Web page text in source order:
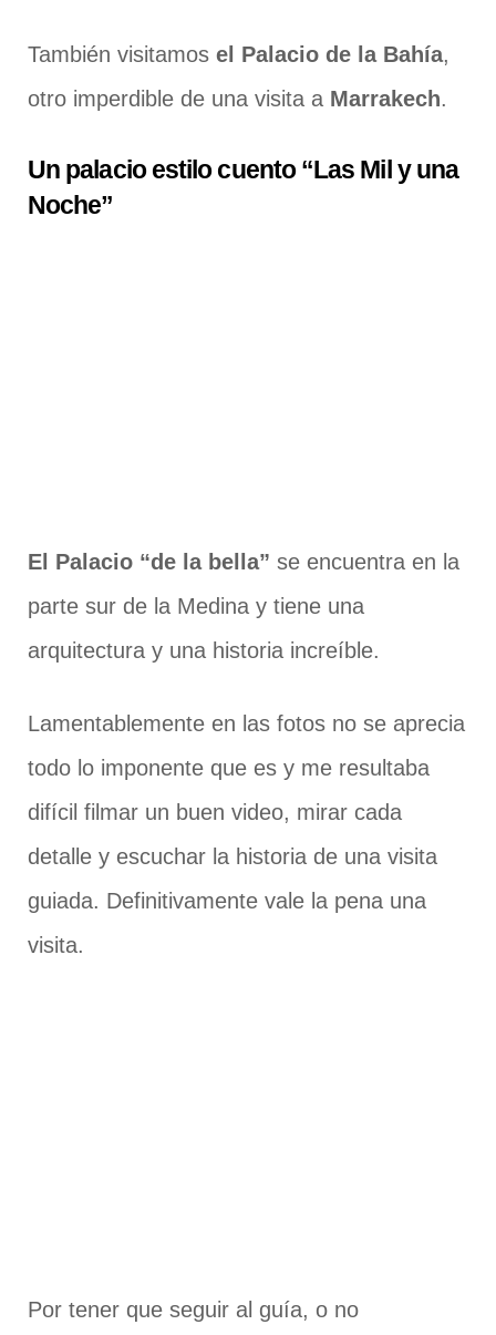
También visitamos el Palacio de la Bahía,
otro imperdible de una visita a Marrakech.
Un palacio estilo cuento “Las Mil y una
Noche”
El Palacio “de la bella” se encuentra en la
parte sur de la Medina y tiene una
arquitectura y una historia increíble.
Lamentablemente en las fotos no se aprecia
todo lo imponente que es y me resultaba
difícil filmar un buen video, mirar cada
detalle y escuchar la historia de una visita
guiada. Definitivamente vale la pena una
visita.
Por tener que seguir al guía, o no